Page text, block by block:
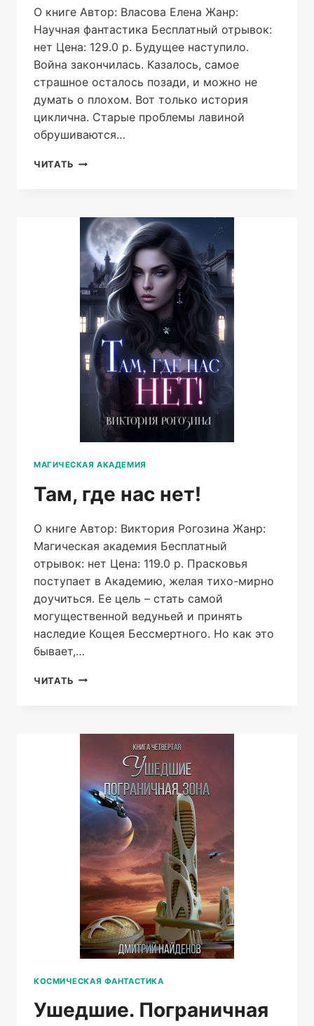
О книге Автор: Власова Елена Жанр:
Научная фантастика Бесплатный отрывок:
нет Цена: 129.0 р. Будущее наступило.
Война закончилась. Казалось, самое
страшное осталось позади, и можно не
думать о плохом. Вот только история
циклична. Старые проблемы лавиной
обрушиваются…
ЧИТАТЬ НОВЫЙ
МАГИЧЕСКАЯ АКАДЕМИЯ
Там, где нас нет!
О книге Автор: Виктория Рогозина Жанр:
Магическая академия Бесплатный
отрывок: нет Цена: 119.0 р. Прасковья
поступает в Академию, желая тихо-мирно
доучиться. Ее цель – стать самой
могущественной ведуньей и принять
наследие Кощея Бессмертного. Но как это
бывает,…
ЧИТАТЬ ТАМ,
КОСМИЧЕСКАЯ ФАНТАСТИКА
Ушедшие. Пограничная